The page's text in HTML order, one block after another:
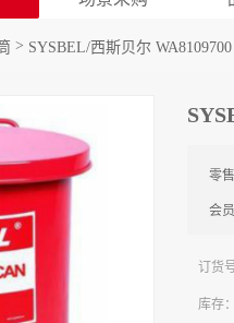
> SYSBEL/西斯贝尔
零
会
订货号
库存：